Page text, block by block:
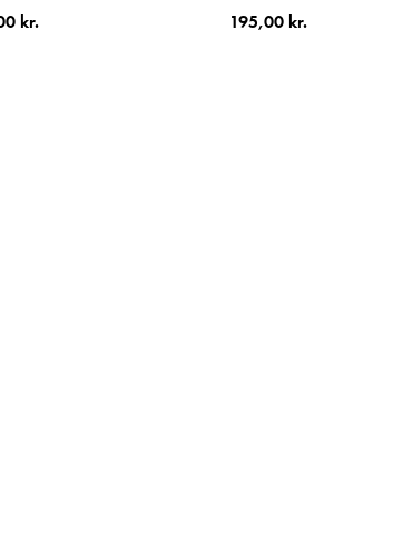
kr. 195,00 kr.